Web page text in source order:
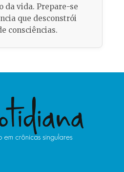
da vida. Prepare-se
que desconstrói
consciências.